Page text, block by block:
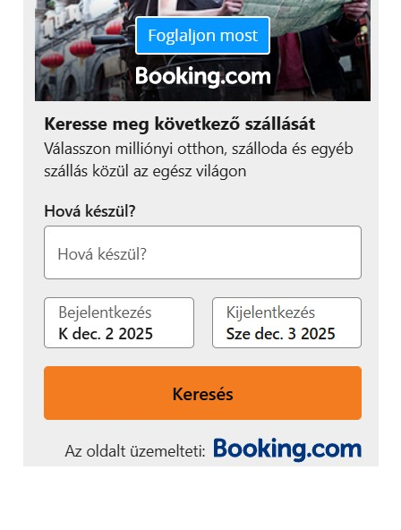
A 4.2 Jelly Bean egyébként megfelelően teszi a
dolgát, akadozást csak aktív, több ablakos böngészés
közben tapasztaltam, igaz ilyenkor sem lassult le